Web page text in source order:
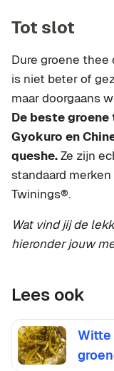
Tot slot
Dure groene
is niet beter of
maar doorgaans
De beste
Gyokuro en
queshe.Ze zijn
standaard
Twinings®.
Wat vind jij de
hieronder jouw
Lees ook
Witte